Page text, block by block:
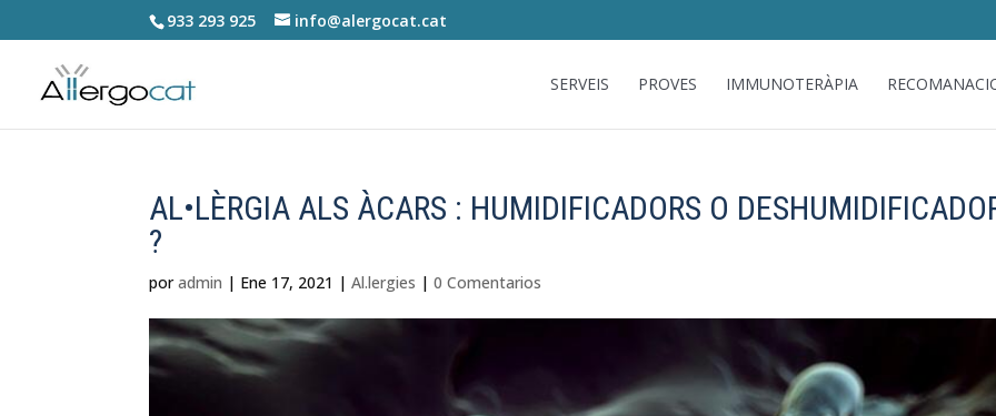
933 293 925 info@alergocat.cat
SERVEIS PROVES IMMUNOTERÀPIA
AL•LÈRGIA ALS ÀCARS : HUMIDIFICADORS O
?
poradmin | Ene 17, 2021 |Al.lergies |0 Comentarios